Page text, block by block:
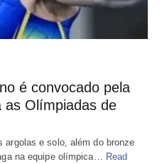
é convocado pela
as Olímpiadas de
argolas e solo, além do bronze
na equipe olímpica… Read